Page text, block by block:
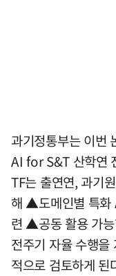
과기정통부는 이번
AI for S&T 산학연
TF는 출연연, 과기
해 ▲도메인별 특화
련 ▲공동 활용 가
전주기 자율 수행을
적으로 검토하게 된